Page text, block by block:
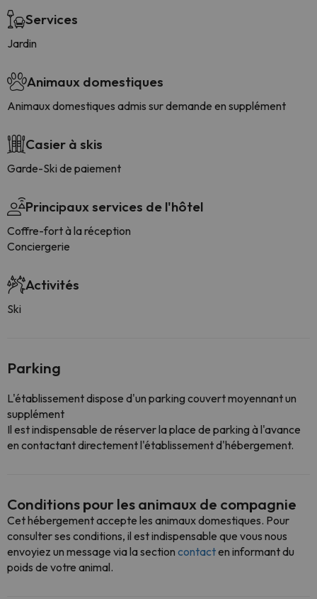
Services
Jardin
Animaux domestiques
Animaux domestiques admis sur demande en supplément
Casier à skis
Garde-Ski de paiement
Principaux services de l'hôtel
Coffre-fort à la réception
Conciergerie
Activités
Ski
Parking
L'établissement dispose d'un parking couvert moyennant un
supplément
Il est indispensable de réserver la place de parking à l'avance
en contactant directement l'établissement d'hébergement.
Conditions pour les animaux de compagnie
Cet hébergement accepte les animaux domestiques. Pour
consulter ses conditions, il est indispensable que vous nous
envoyiez un message via la section contacten informant du
poids de votre animal.